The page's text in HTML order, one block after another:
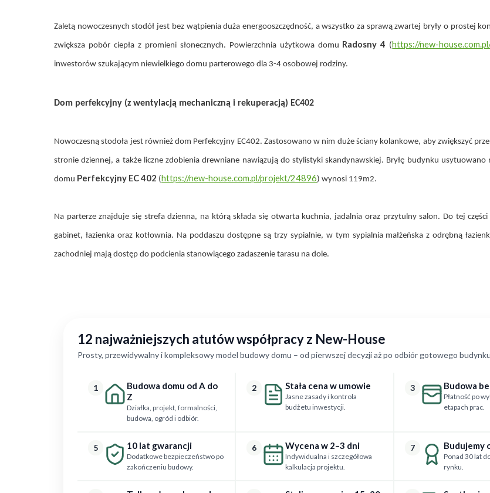
Zaletą nowoczesnych stodół jest bez wątpienia duża energooszczędność, a wszystko za sprawą zwartej bryły o prostej
zwiększa pobór ciepła z promieni słonecznych. Powierzchnia użytkowa domu Radosny 4 (https://new-
inwestorów szukającym niewielkiego domu parterowego dla 3-4 osobowej rodziny.
Dom perfekcyjny (z wentylacją mechaniczną i rekuperacją) EC402
Nowoczesną stodoła jest również dom Perfekcyjny EC402. Zastosowano w nim duże ściany kolankowe, aby zwiększyć
stronie dziennej, a także liczne zdobienia drewniane nawiązują do stylistyki skandynawskiej. Bryłę budynku
domu Perfekcyjny EC 402 (https://new-house.com.pl/projekt/24896) wynosi 119m2.
Na parterze znajduje się strefa dzienna, na którą składa się otwarta kuchnia, jadalnia oraz przytulny salon. Do tej
gabinet, łazienka oraz kotłownia. Na poddaszu dostępne są trzy sypialnie, w tym sypialnia małżeńska z odrębną
zachodniej mają dostęp do podcienia stanowiącego zadaszenie tarasu na dole.
12 najważniejszych atutów współpracy z New-House
Prosty, przewidywalny i kompleksowy model budowy domu – od pierwszej decyzji aż po odbiór gotowego
1
Budowa domu od A do
Z
Działka, projekt, formalności,
budowa, ogród i odbiór.
2 Stała cena w umowie
Jasne zasady i kontrola
budżetu inwestycji.
3 Budowa
Płatność po
etapach prac.
5 10 lat gwarancji
Dodatkowe bezpieczeństwo po
zakończeniu budowy.
6 Wycena w 2–3 dni
Indywidualna i szczegółowa
kalkulacja projektu.
7 Budujemy
Ponad 30 lat
rynku.